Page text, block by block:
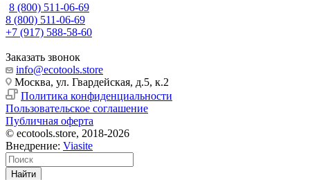
8 (800) 511-06-69
8 (800) 511-06-69
+7 (917) 588-58-60
Заказать звонок
info@ecotools.store
Москва, ул. Гвардейская, д.5, к.2
Политика конфиденциальности
Пользовательское соглашение
Публичная оферта
© ecotools.store, 2018-2026
Внедрение: Viasite
Найти